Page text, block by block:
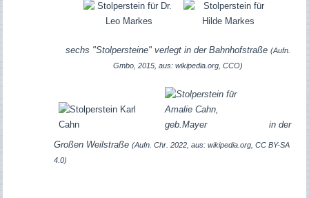
sechs "Stolpersteine" verlegt in der Bahnhofstraße(Aufn.
Gmbo, 2015, aus: wikipedia.org, CCO)
in der
Großen Weilstraße (Aufn. Chr. 2022, aus: wikipedia.org, CC BY-SA
4.0)